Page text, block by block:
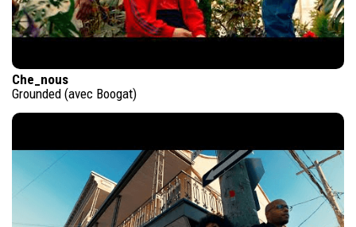
Che_nous
Grounded (avec Boogat)